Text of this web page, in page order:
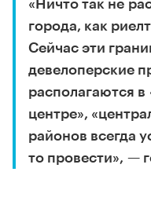
«Ничто так не
города, как
Сейчас эти
девелоперские
располагаются в
центре»,
районов всегда
то провести», —